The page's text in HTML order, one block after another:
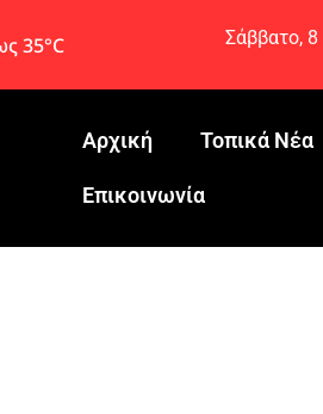
35°C Σάββατο,
Αρχική Τοπικά Νέα
Eπικοινωνία